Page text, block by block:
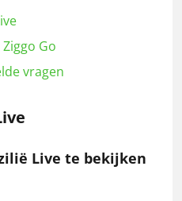
Go
vragen
Live te bekijken